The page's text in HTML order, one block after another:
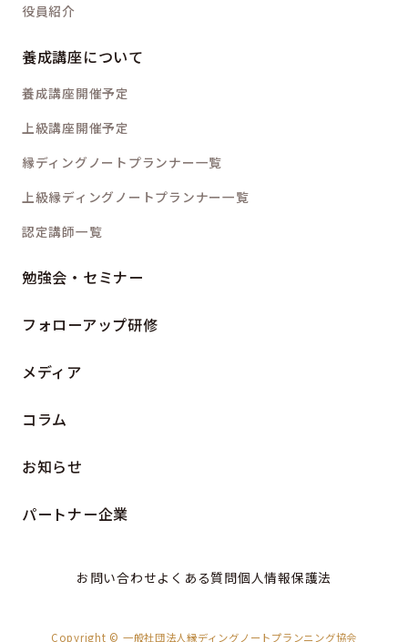
役員紹介
養成講座について
養成講座開催予定
上級講座開催予定
縁ディングノートプランナー一覧
上級縁ディングノートプランナー一覧
認定講師一覧
勉強会・セミナー
フォローアップ研修
メディア
コラム
お知らせ
パートナー企業
お問い合わせよくある質問個人情報保護法
Copyright © 一般社団法人縁ディングノートプランニング協会